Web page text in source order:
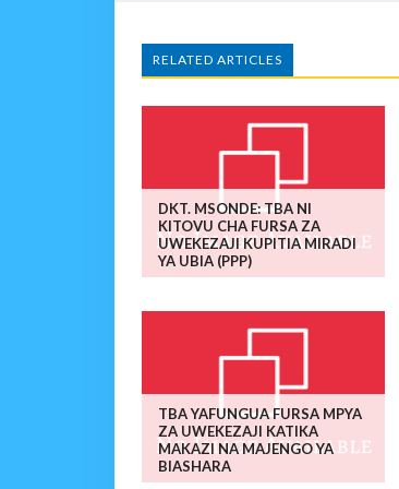
RELATED ARTICLES
DKT. MSONDE: TBA NI
KITOVU CHA FURSA ZA
UWEKEZAJI KUPITIA MIRADI
YA UBIA (PPP)
TBA YAFUNGUA FURSA MPYA
ZA UWEKEZAJI KATIKA
MAKAZI NA MAJENGO YA
BIASHARA